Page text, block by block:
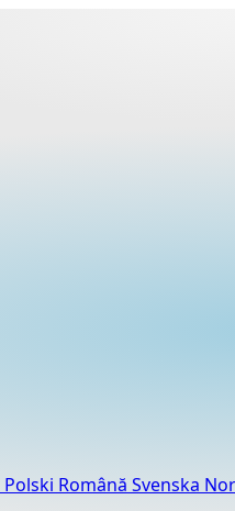
Polski Română Svenska